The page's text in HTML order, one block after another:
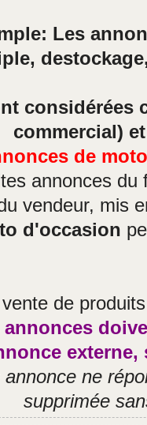
Les
considérées
commercial)
de
annonces
vendeur, mis
d'occasion
de
annonces
annonce ne
supprimée